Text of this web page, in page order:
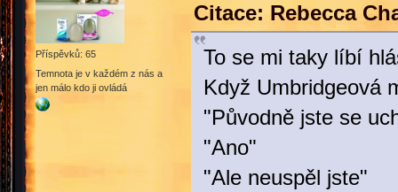
Příspěvků: 65
Temnota je v každém z nás a
jen málo kdo ji ovládá
Citace: Rebecca
To se mi taky líbí
Když Umbridgeová
"Původně jste se
"Ano"
"Ale neuspěl jste"